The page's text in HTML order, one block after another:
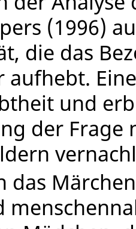
(1996)
die das
aufhebt.
und
der Frage
das